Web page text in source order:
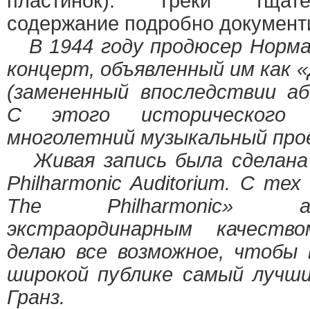
содержание подробно
В 1944 году продюсер
концерт, объявленный им как
(замененный впоследствии
С этого исторического
многолетний музыкальный
Живая запись была
Philharmonic Auditorium. С
The Philharmonic»
экстраординарным
делаю все возможное, чтобы
широкой публике самый
Гранз.